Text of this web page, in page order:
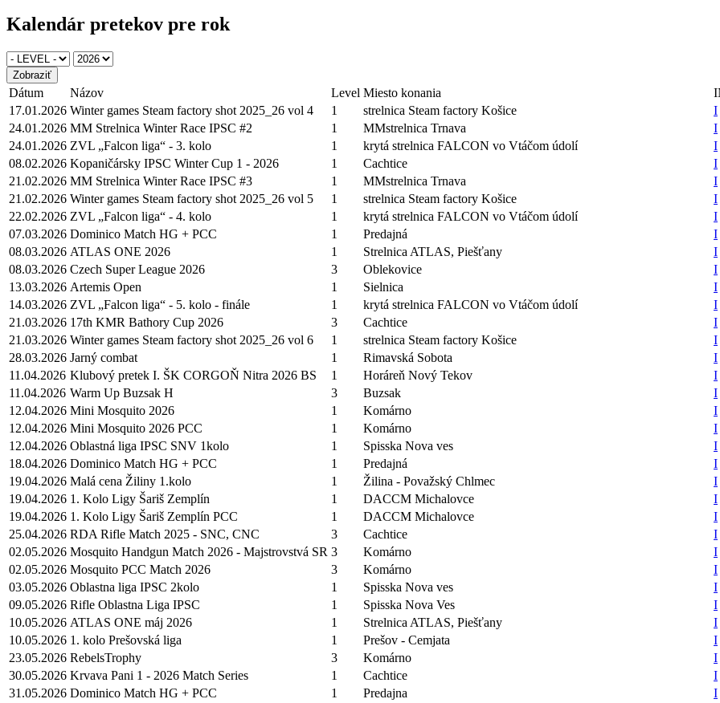
Kalendár pretekov pre rok
Dátum Názov Level Miesto konania
17.01.2026 Winter games Steam factory shot 2025_26 vol 4 1 strelnica Steam factory Košice
I
24.01.2026 MM Strelnica Winter Race IPSC #2 1 MMstrelnica Trnava
I
24.01.2026 ZVL „Falcon liga“ - 3. kolo 1 krytá strelnica FALCON vo Vtáčom údolí
I
08.02.2026 Kopaničársky IPSC Winter Cup 1 - 2026 1 Cachtice
I
21.02.2026 MM Strelnica Winter Race IPSC #3 1 MMstrelnica Trnava
I
21.02.2026 Winter games Steam factory shot 2025_26 vol 5 1 strelnica Steam factory Košice
I
22.02.2026 ZVL „Falcon liga“ - 4. kolo 1 krytá strelnica FALCON vo Vtáčom údolí
I
07.03.2026 Dominico Match HG + PCC 1 Predajná
I
08.03.2026 ATLAS ONE 2026 1 Strelnica ATLAS, Piešťany
I
08.03.2026 Czech Super League 2026 3 Oblekovice
I
13.03.2026 Artemis Open 1 Sielnica
I
14.03.2026 ZVL „Falcon liga“ - 5. kolo - finále 1 krytá strelnica FALCON vo Vtáčom údolí
I
21.03.2026 17th KMR Bathory Cup 2026 3 Cachtice
I
21.03.2026 Winter games Steam factory shot 2025_26 vol 6 1 strelnica Steam factory Košice
I
28.03.2026 Jarný combat 1 Rimavská Sobota
I
11.04.2026 Klubový pretek I. ŠK CORGOŇ Nitra 2026 BS 1 Horáreň Nový Tekov
I
11.04.2026 Warm Up Buzsak H 3 Buzsak
I
12.04.2026 Mini Mosquito 2026 1 Komárno
I
12.04.2026 Mini Mosquito 2026 PCC 1 Komárno
I
12.04.2026 Oblastná liga IPSC SNV 1kolo 1 Spisska Nova ves
I
18.04.2026 Dominico Match HG + PCC 1 Predajná
I
19.04.2026 Malá cena Žiliny 1.kolo 1 Žilina - Považský Chlmec
I
19.04.2026 1. Kolo Ligy Šariš Zemplín 1 DACCM Michalovce
I
19.04.2026 1. Kolo Ligy Šariš Zemplín PCC 1 DACCM Michalovce
I
25.04.2026 RDA Rifle Match 2025 - SNC, CNC 3 Cachtice
I
02.05.2026 Mosquito Handgun Match 2026 - Majstrovstvá SR 3 Komárno
I
02.05.2026 Mosquito PCC Match 2026 3 Komárno
I
03.05.2026 Oblastna liga IPSC 2kolo 1 Spisska Nova ves
I
09.05.2026 Rifle Oblastna Liga IPSC 1 Spisska Nova Ves
I
10.05.2026 ATLAS ONE máj 2026 1 Strelnica ATLAS, Piešťany
I
10.05.2026 1. kolo Prešovská liga 1 Prešov - Cemjata
I
23.05.2026 RebelsTrophy 3 Komárno
I
30.05.2026 Krvava Pani 1 - 2026 Match Series 1 Cachtice
I
31.05.2026 Dominico Match HG + PCC 1 Predajna
I